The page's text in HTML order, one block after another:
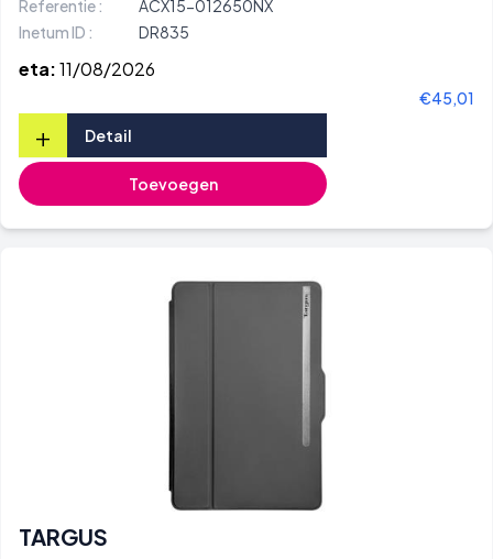
Referentie :
ACX15-012650NX
Inetum ID :
DR835
eta:11/08/2026
€45,01
+ Detail
Toevoegen
TARGUS